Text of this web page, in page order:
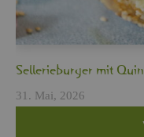
Sel­le­rie­bur­ger mit
31. Mai, 2026